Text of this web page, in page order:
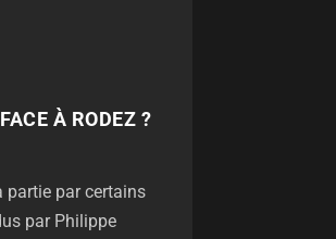
À RODEZ ?
partie par certains
par Philippe